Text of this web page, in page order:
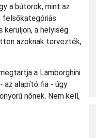
a bútorok, mint az
a helyiség
azoknak tervezték,
a Lamborghini
az alapító fia - úgy
nőnek. Nem kell,